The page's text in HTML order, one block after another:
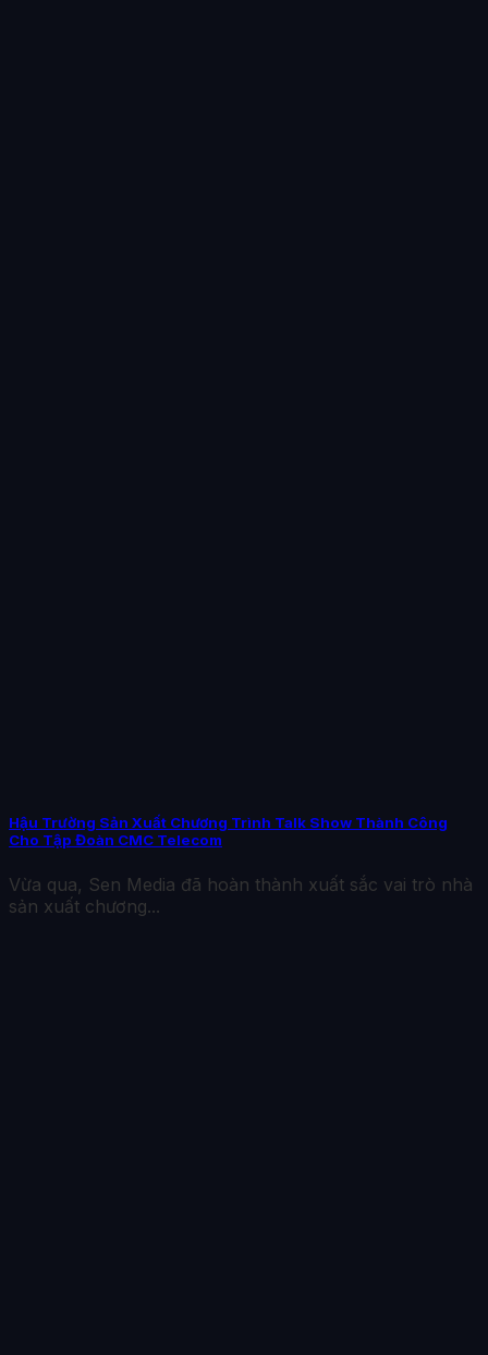
Hậu Trường Sản Xuất Chương Trình Talk Show Thành Công
Cho Tập Đoàn CMC Telecom
Vừa qua, Sen Media đã hoàn thành xuất sắc vai trò nhà
sản xuất chương...